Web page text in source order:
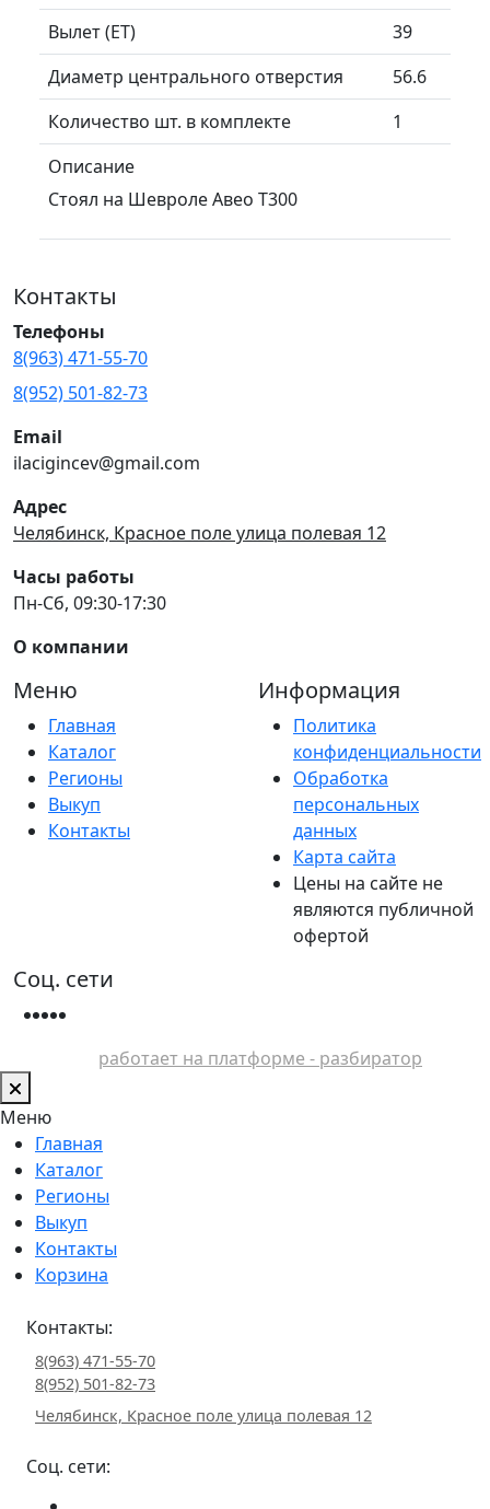
Вылет (ET)
39
Диаметр центрального отверстия
56.6
Количество шт. в комплекте
1
Описание
Стоял на Шевроле Авео Т300
Контакты
Телефоны
8(963) 471-55-70
8(952) 501-82-73
Email
ilacigincev@gmail.com
Адрес
Челябинск, Красное поле улица полевая 12
Часы работы
Пн-Сб, 09:30-17:30
О компании
Меню
Главная
Каталог
Регионы
Выкуп
Контакты
Информация
Политика
конфиденциальности
Обработка
персональных
данных
Карта сайта
Цены на сайте не
являются публичной
офертой
Соц. сети
работает на платформе - разбиратор
Меню
Главная
Каталог
Регионы
Выкуп
Контакты
Корзина
Контакты:
8(963) 471-55-70
8(952) 501-82-73
Челябинск, Красное поле улица полевая 12
Соц. сети: